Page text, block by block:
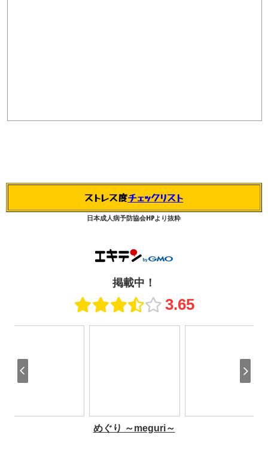
ストレス度チェックリスト
日本成人病予防協会HPより抜粋